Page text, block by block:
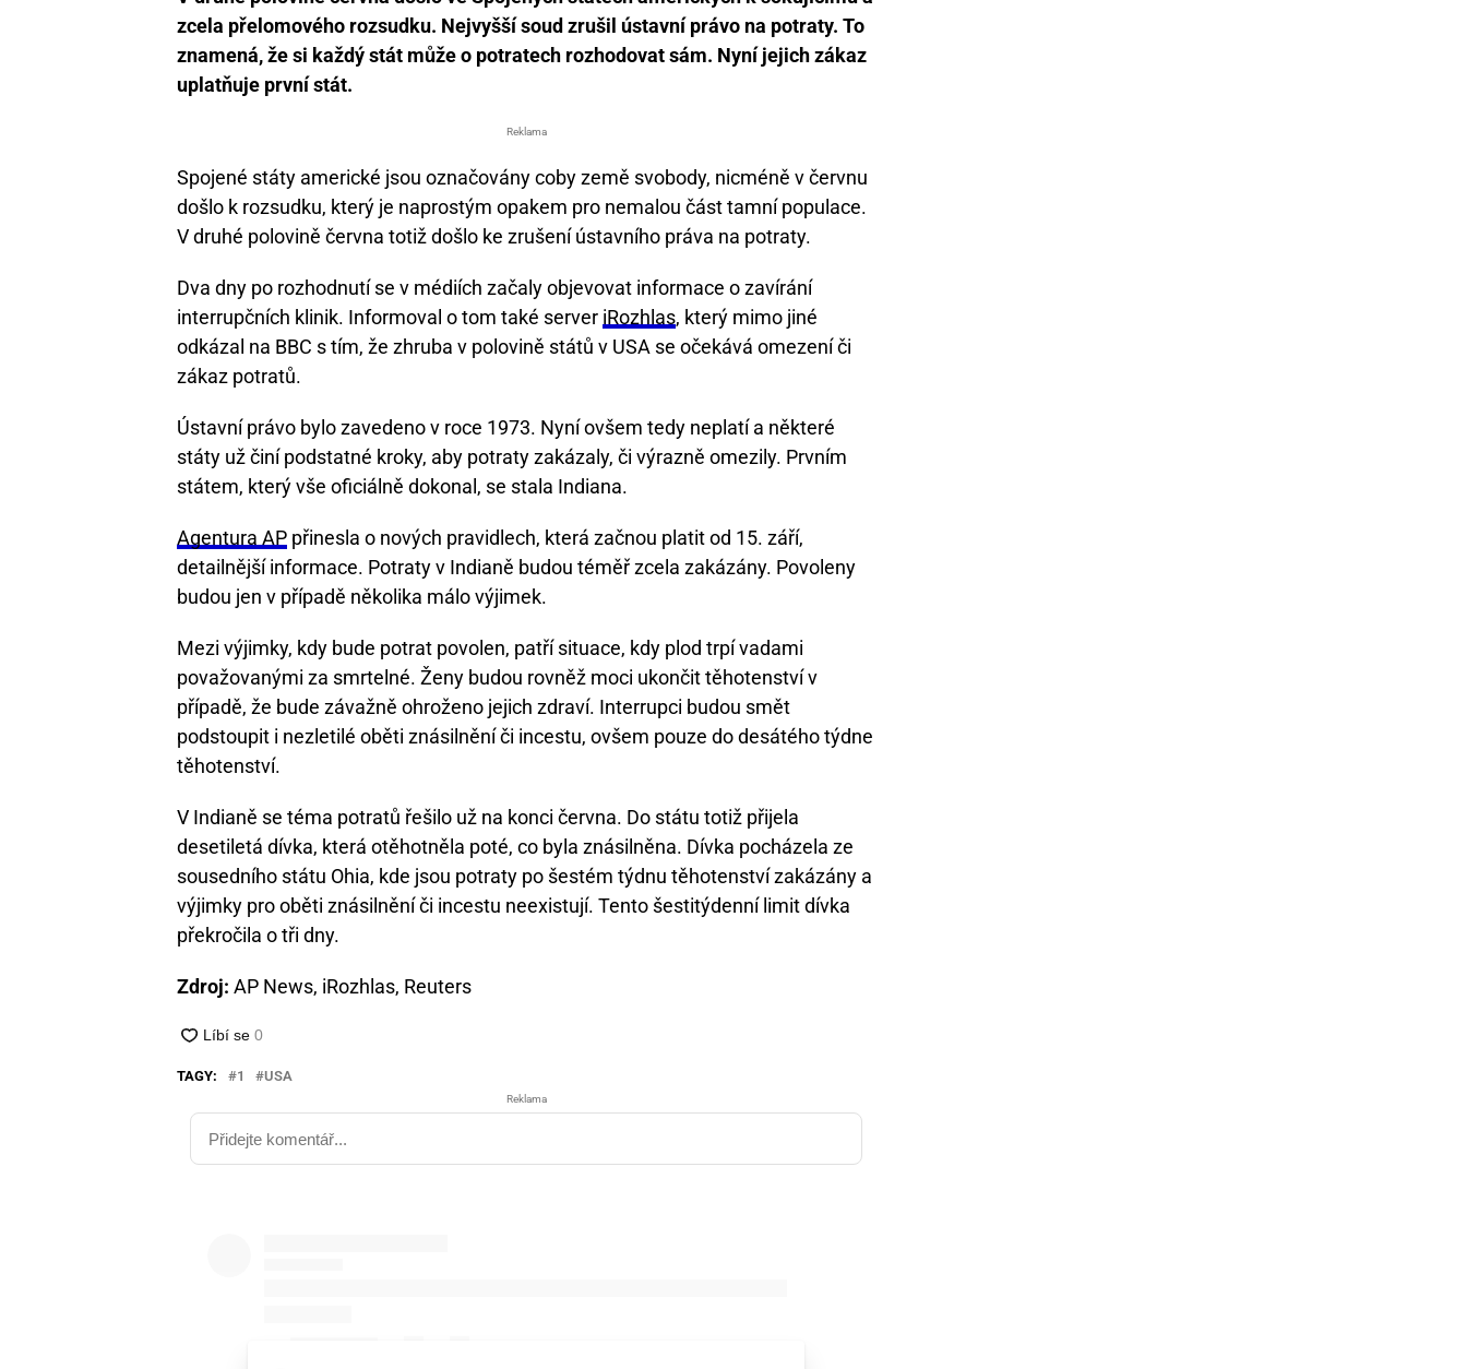
zcela přelomového rozsudku. Nejvyšší soud zrušil ústavní právo na potraty. To
znamená, že si každý stát může o potratech rozhodovat sám. Nyní jejich zákaz
uplatňuje první stát.
Reklama
Spojené státy americké jsou označovány coby země svobody, nicméně v červnu
došlo k rozsudku, který je naprostým opakem pro nemalou část tamní populace.
V druhé polovině června totiž došlo ke zrušení ústavního práva na potraty.
Dva dny po rozhodnutí se v médiích začaly objevovat informace o zavírání
interrupčních klinik. Informoval o tom také server iRozhlas, který mimo jiné
odkázal na BBC s tím, že zhruba v polovině států v USA se očekává omezení či
zákaz potratů.
Ústavní právo bylo zavedeno v roce 1973. Nyní ovšem tedy neplatí a některé
státy už činí podstatné kroky, aby potraty zakázaly, či výrazně omezily. Prvním
státem, který vše oficiálně dokonal, se stala Indiana.
Agentura AP přinesla o nových pravidlech, která začnou platit od 15. září,
detailnější informace. Potraty v Indianě budou téměř zcela zakázány. Povoleny
budou jen v případě několika málo výjimek.
Mezi výjimky, kdy bude potrat povolen, patří situace, kdy plod trpí vadami
považovanými za smrtelné. Ženy budou rovněž moci ukončit těhotenství v
případě, že bude závažně ohroženo jejich zdraví. Interrupci budou smět
podstoupit i nezletilé oběti znásilnění či incestu, ovšem pouze do desátého týdne
těhotenství.
V Indianě se téma potratů řešilo už na konci června. Do státu totiž přijela
desetiletá dívka, která otěhotněla poté, co byla znásilněna. Dívka pocházela ze
sousedního státu Ohia, kde jsou potraty po šestém týdnu těhotenství zakázány a
výjimky pro oběti znásilnění či incestu neexistují. Tento šestitýdenní limit dívka
překročila o tři dny.
Zdroj: AP News, iRozhlas, Reuters
TAGY: 1 USA
Reklama